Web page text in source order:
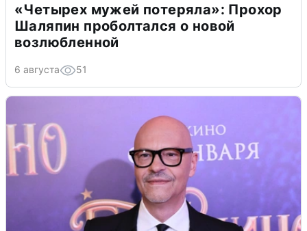
«Четырех мужей потеряла»: Прохор
Шаляпин проболтался о новой
возлюбленной
6 августа 51